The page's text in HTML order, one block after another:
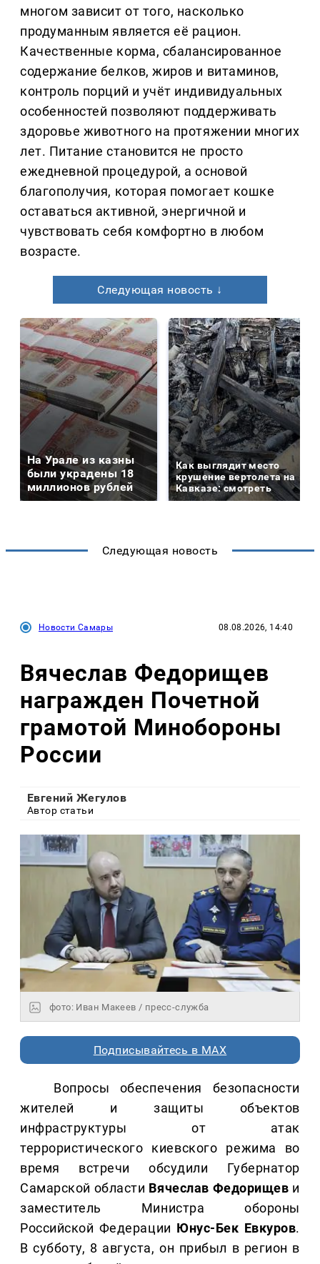
многом зависит от того, насколько
продуманным является её рацион.
Качественные корма, сбалансированное
содержание белков, жиров и витаминов,
контроль порций и учёт индивидуальных
особенностей позволяют поддерживать
здоровье животного на протяжении многих
лет. Питание становится не просто
ежедневной процедурой, а основой
благополучия, которая помогает кошке
оставаться активной, энергичной и
чувствовать себя комфортно в любом
возрасте.
Следующая новость ↓
На Урале из казны
были украдены 18
миллионов рублей
Как выглядит место
крушение вертолета на
Кавказе: смотреть
Следующая новость
Новости Самары 08.08.2026, 14:40
Вячеслав Федорищев
награжден Почетной
грамотой Минобороны
России
Евгений Жегулов
Автор статьи
фото: Иван Макеев / пресс-служба
Подписывайтесь в MAX
Вопросы обеспечения безопасности
жителей и защиты объектов
инфраструктуры от атак
террористического киевского режима во
время встречи обсудили Губернатор
Самарской области Вячеслав Федорищев и
заместитель Министра обороны
Российской Федерации Юнус-Бек Евкуров.
В субботу, 8 августа, он прибыл в регион в